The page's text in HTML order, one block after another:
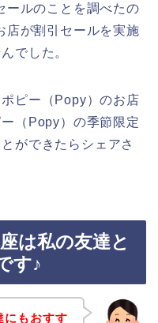
ールのことを調べたの
店が割引セールを実施
でした。
ピー（Popy）のお店
（Popy）の季節限定
ができたらシェアさ
は私の友達と
す♪
にもおすす